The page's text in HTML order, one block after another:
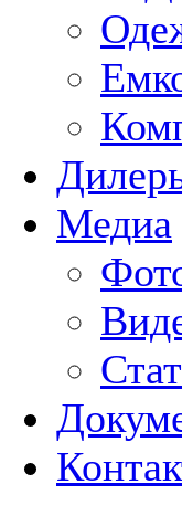
Медиа